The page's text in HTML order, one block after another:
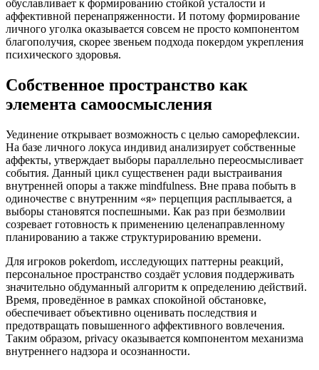
обуславливает к формированию стойкой усталости и
аффективной перенапряженности. И потому формирование
личного уголка оказывается совсем не просто компонентом
благополучия, скорее звеньем подхода покердом укрепления
психического здоровья.
Собственное пространство как
элемента самоосмысления
Уединение открывает возможность с целью саморефлексии.
На базе личного локуса индивид анализирует собственные
аффекты, утверждает выборы параллельно переосмысливает
события. Данный цикл существенен ради выстраивания
внутренней опоры а также mindfulness. Вне права побыть в
одиночестве с внутренним «я» перцепция расплывается, а
выборы становятся поспешными. Как раз при безмолвии
созревает готовность к применению целенаправленному
планированию а также структурированию времени.
Для игроков pokerdom, исследующих паттерны реакций,
персональное пространство создаёт условия поддерживать
значительно обдуманный алгоритм к определению действий.
Время, проведённое в рамках спокойной обстановке,
обеспечивает объективно оценивать последствия и
предотвращать повышенного аффективного вовлечения.
Таким образом, privacy оказывается компонентом механизма
внутреннего надзора и осознанности.